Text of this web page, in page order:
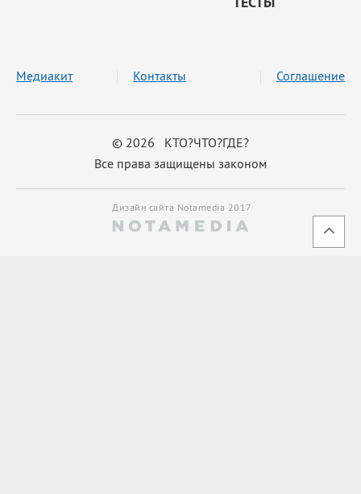
© 2026 КТО?ЧТО?ГДЕ?
Все права защищены законом
Медиакит Контакты Соглашение
Дизайн сайта Notamedia 2017